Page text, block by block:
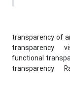
transparency of
transparency
functional
transparency